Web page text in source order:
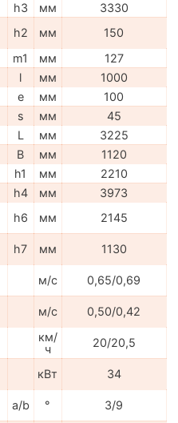
h3 мм
3330
h2 мм
150
m1 мм
127
l мм
1000
e мм
100
s мм
45
L мм
3225
B мм
1120
h1 мм
2210
h4 мм
3973
h6 мм
2145
h7 мм
1130
м/с
0,65/0,69
м/с
0,50/0,42
км/
ч
20/20,5
кВт
34
a/b °
3/9